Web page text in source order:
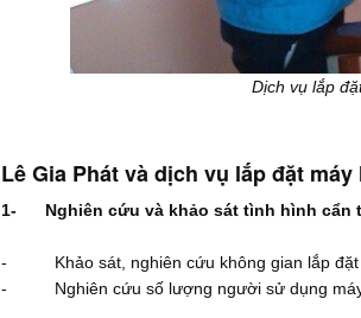
Dịch vụ lắp
Lê Gia Phát và dịch vụ lắp đặt
1- Nghiên cứu và khảo sát tình hình cẩn
- Khảo sát, nghiên cứu không gian lắp đặt
- Nghiên cứu số lượng người sử dụng máy